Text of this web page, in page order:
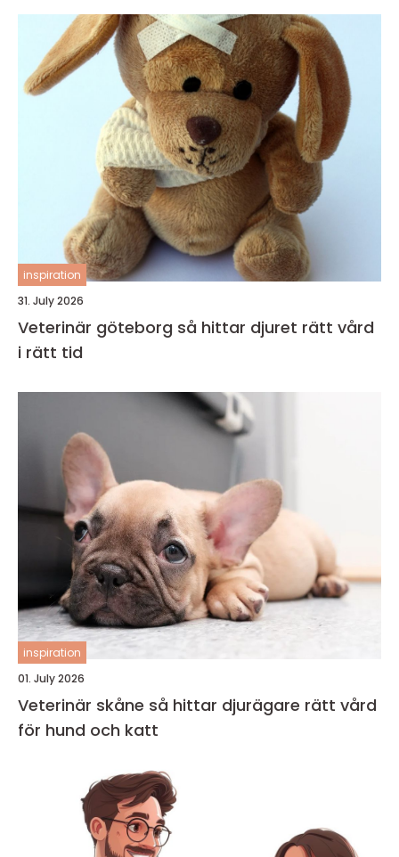
inspiration
31. July 2026
Veterinär göteborg så hittar djuret rätt vård
i rätt tid
inspiration
01. July 2026
Veterinär skåne så hittar djurägare rätt vård
för hund och katt